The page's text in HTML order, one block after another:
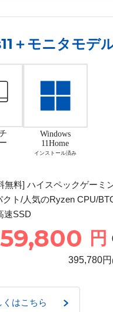
＋モニタモデ
Windows
11Home
インストール済み
無料] ハイスペックゲーミ
ト/人気のRyzen CPU/
速SSD
円
395,780円
くはこちら